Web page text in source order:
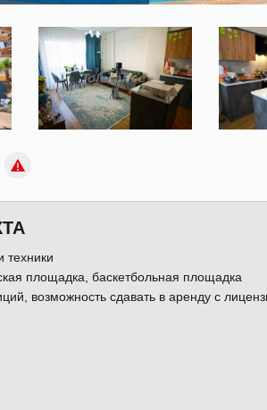
площадка, баскетбольная площадка
возможность сдавать в аренду с